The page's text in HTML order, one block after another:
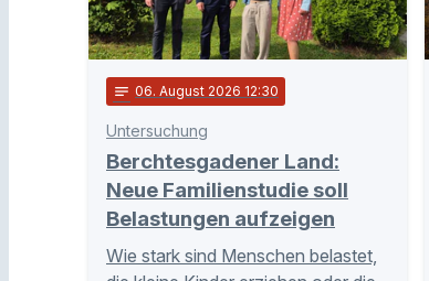
notes 06. August 2026 12:30
Untersuchung
Berchtesgadener Land:
Neue Familienstudie soll
Belastungen aufzeigen
Wie stark sind Menschen belastet,